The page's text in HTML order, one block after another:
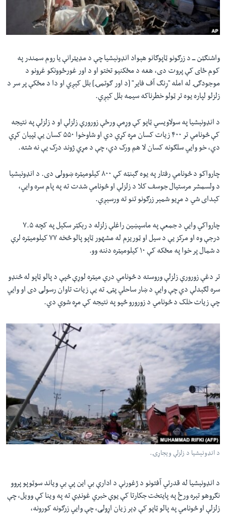
دلته
مخکې
لټون
واوړئ
اداریه
Learning English
FOLLOW US
واشنګټن ـــ د زرګونو ټاپوګانو هېواد انډونېشیا چې د مډیټرانې یا روم سمندر په
کوم ځای کې پروت دی، هغه د مځکنیو تختو او د اور غورځوونکو غرونو د
موجودګۍ له امله "رِنګ آف فایر"[د اور ګوتمۍ] بلل کېږي او دا د مځکې پر سر د
زلزلو لپاره یوه تر ټولو خطرناکه سیمه بلل کېږي.
د انډونېشیا په سولاویسي ټاپو کې وړمې ورځې زورورې زلزلې او د زلزلې په نتیجه
کې څونامي تر ۴۰۰ زیات کسان مړه کړي دي او شاوخوا ۵۵۰ کسان یې ټپیان کړي
دي، خو وایي سلګونه کسان لا هم ورک دي، چې د مړي ژوند درک یې نه شته.
چارواکو د څونامي رفتار په یوه ګېنټه کې ۸۰۰ کیلومیټره ښوولی دی. د انډونېشیا
د ولسمشر مرستیال جوسف کلا د زلزلې او څونامي شدت ته په پام سره وایي،
کېدای شي د مړیو شمېر زرګونو تنو ته ورسېږي.
چارواکي وایي د جمعې په ماسپښین راغلې زلزله د رېکټر سکېل په کچه ۷.۵
درجې وه او مرکز یې د سیل او ټوریزم له مشهور ټاپو پالو څخه ۷۷ کیلومیټره لرې
د شمال پر خوا په مځکه کې ۱۰ کیلومیټره دننه وو.
تر دغې زورورې زلزلې وروسته د څونامي درې میټره لوړې څپې د پالو ټاپو له څنډو
سره لګېدلې دي چې وایي د ښار ساحلي پټۍ ته یې زیات تاوان رسولی دی او وایي
چې زیات خلک د څونامي د زورورو څپو په نتیجه کې مړه شوي دي.
د انډونېشیا د زلزلې ویجاړۍ.
د انډونېشیا له قدرتي آفتونو د ژغورنې د ادارې بي این پي بي ویاند سوټوپو پروو
نګروهو تېره ورځ په پایتخت جکارتا کې یوې خبري غونډې ته په وینا کې وویل، چې
زلزلې او څونامي په پالو ټاپو کې ډېر زیان اړولی، چې وایي زرګونه کورونه،